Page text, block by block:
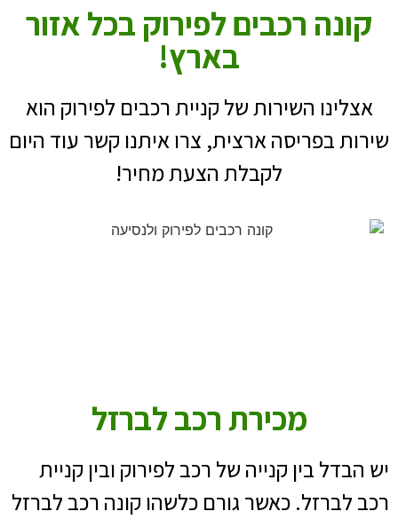
קונה רכבים לפירוק בכל אזור
בארץ!
אצלינו השירות של קניית רכבים לפירוק הוא
שירות בפריסה ארצית, צרו איתנו קשר עוד היום
לקבלת הצעת מחיר!
מכירת רכב לברזל
יש הבדל בין קנייה של רכב לפירוק ובין קניית
רכב לברזל. כאשר גורם כלשהו קונה רכב לברזל